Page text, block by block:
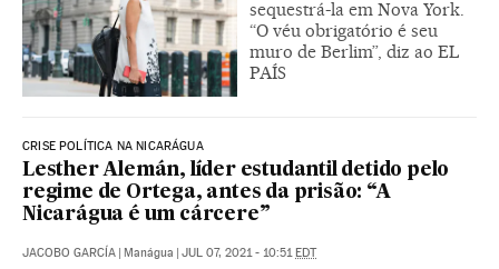
sequestrá-la em Nova York.
“O véu obrigatório é seu
muro de Berlim”, diz ao EL
PAÍS
CRISE POLÍTICA NA NICARÁGUA
Lesther Alemán, líder estudantil detido pelo
regime de Ortega, antes da prisão: “A
Nicarágua é um cárcere”
JACOBO GARCÍA | Manágua | JUL 07, 2021 - 10:51EDT